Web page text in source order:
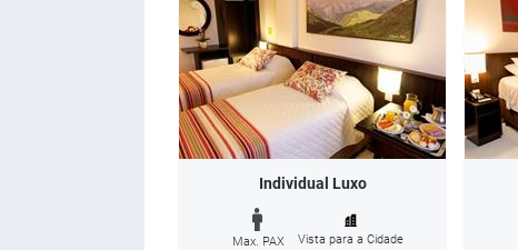
Individual Luxo
Max. PAX Vista para a Cidade